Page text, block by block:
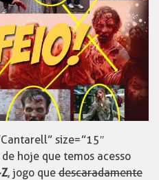
size=”15″
hoje que temos acesso
, jogo quedescaradamente